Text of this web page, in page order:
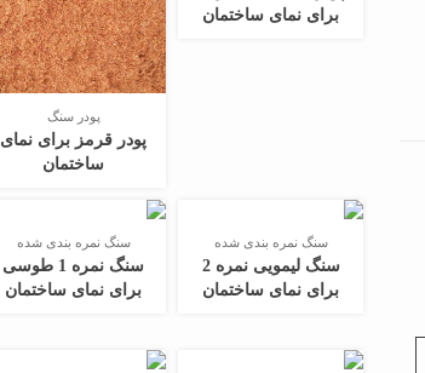
برای نمای ساختمان
پودر سنگ
پودر قرمز برای نمای
ساختمان
سنگ نمره بندی شده
سنگ لیمویی نمره 2
برای نمای ساختمان
سنگ نمره بندی شده
سنگ نمره 1 طوسی
برای نمای ساختمان